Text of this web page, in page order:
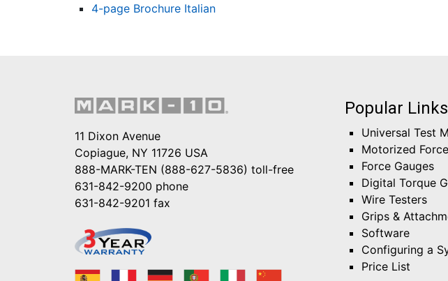
4-page Brochure Italian
11 Dixon Avenue
Copiague, NY 11726 USA
888-MARK-TEN (888-627-5836) toll-free
631-842-9200 phone
631-842-9201 fax
Popular Links
Universal Test
Motorized
Force Gauges
Digital Torque
Wire Testers
Grips &
Software
Configuring a
Price List